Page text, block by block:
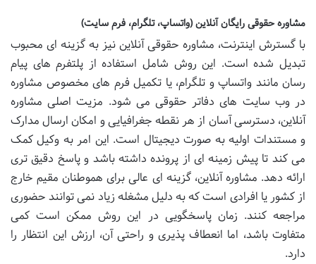
مشاوره حقوقی رایگان آنلاین (واتساپ، تلگرام، فرم سایت)
با گسترش اینترنت، مشاوره حقوقی آنلاین نیز به گزینه ای محبوب
تبدیل شده است. این روش شامل استفاده از پلتفرم های پیام
رسان مانند واتساپ و تلگرام، یا تکمیل فرم های مخصوص مشاوره
در وب سایت های دفاتر حقوقی می شود. مزیت اصلی مشاوره
آنلاین، دسترسی آسان از هر نقطه جغرافیایی و امکان ارسال مدارک
و مستندات اولیه به صورت دیجیتال است. این امر به وکیل کمک
می کند تا پیش زمینه ای از پرونده داشته باشد و پاسخ دقیق تری
ارائه دهد. مشاوره آنلاین، گزینه ای عالی برای هموطنان مقیم خارج
از کشور یا افرادی است که به دلیل مشغله زیاد نمی توانند حضوری
مراجعه کنند. زمان پاسخگویی در این روش ممکن است کمی
متفاوت باشد، اما انعطاف پذیری و راحتی آن، ارزش این انتظار را
دارد.